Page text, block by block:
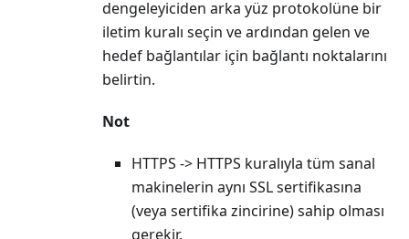
dengeleyiciden arka yüz protokolüne bir
iletim kuralı seçin ve ardından gelen ve
hedef bağlantılar için bağlantı noktalarını
belirtin.
Not
HTTPS -> HTTPS kuralıyla tüm sanal
makinelerin aynı SSL sertifikasına
(veya sertifika zincirine) sahip olması
gerekir.